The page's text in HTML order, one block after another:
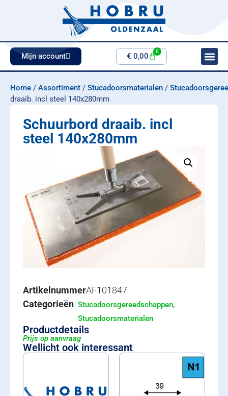
Mijn account € 0,00
0
Home / Assortiment / Stucadoorsmaterialen /
draaib. incl steel 140x280mm
Schuurbord draaib. incl
steel 140x280mm
ArtikelnummerAF101847
Categorieën Stucadoorsgereedschappen,
Stucadoorsmaterialen
Productdetails
Prijs op aanvraag
Wellicht ook interessant